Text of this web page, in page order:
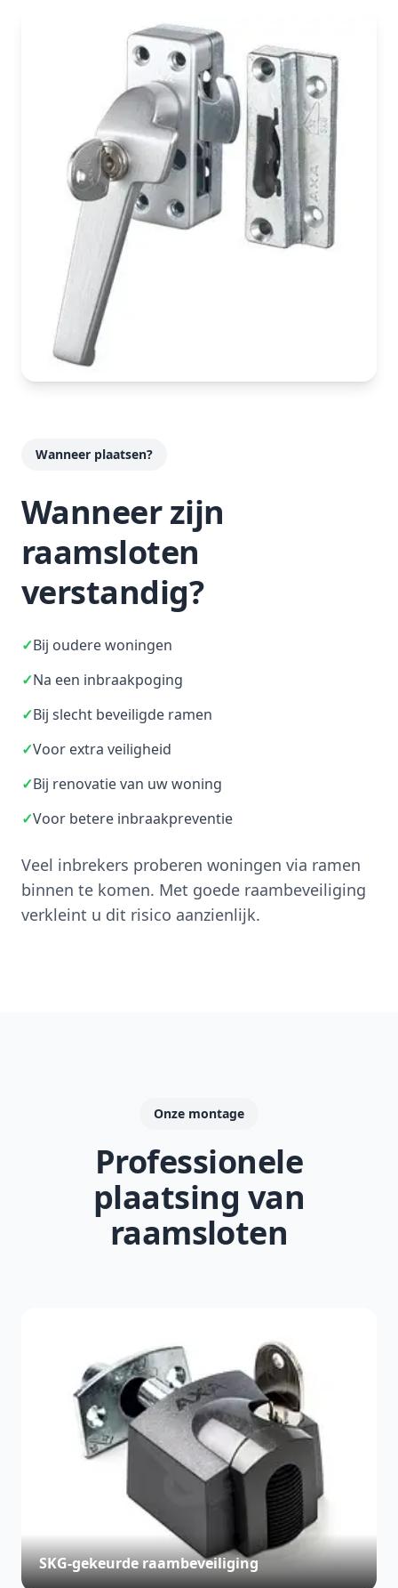
Wanneer plaatsen?
Wanneer zijn
raamsloten
verstandig?
✓Bij oudere woningen
✓Na een inbraakpoging
✓Bij slecht beveiligde ramen
✓Voor extra veiligheid
✓Bij renovatie van uw woning
✓Voor betere inbraakpreventie
Veel inbrekers proberen woningen via ramen
binnen te komen. Met goede raambeveiliging
verkleint u dit risico aanzienlijk.
Onze montage
Professionele
plaatsing van
raamsloten
SKG-gekeurde raambeveiliging